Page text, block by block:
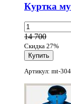
Куртка
14 700
Скидка 27%
Артикул: mt-